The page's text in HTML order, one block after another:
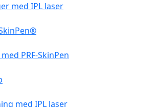
med IPL laser
PRF-SkinPen
med IPL laser